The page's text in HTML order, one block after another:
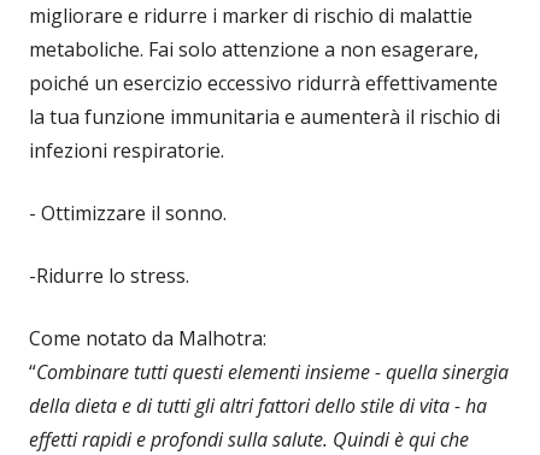
migliorare e ridurre i marker di rischio di malattie
metaboliche. Fai solo attenzione a non esagerare,
poiché un esercizio eccessivo ridurrà effettivamente
la tua funzione immunitaria e aumenterà il rischio di
infezioni respiratorie.
- Ottimizzare il sonno.
-Ridurre lo stress.
Come notato da Malhotra:
“Combinare tutti questi elementi insieme - quella sinergia
della dieta e di tutti gli altri fattori dello stile di vita - ha
effetti rapidi e profondi sulla salute. Quindi è qui che